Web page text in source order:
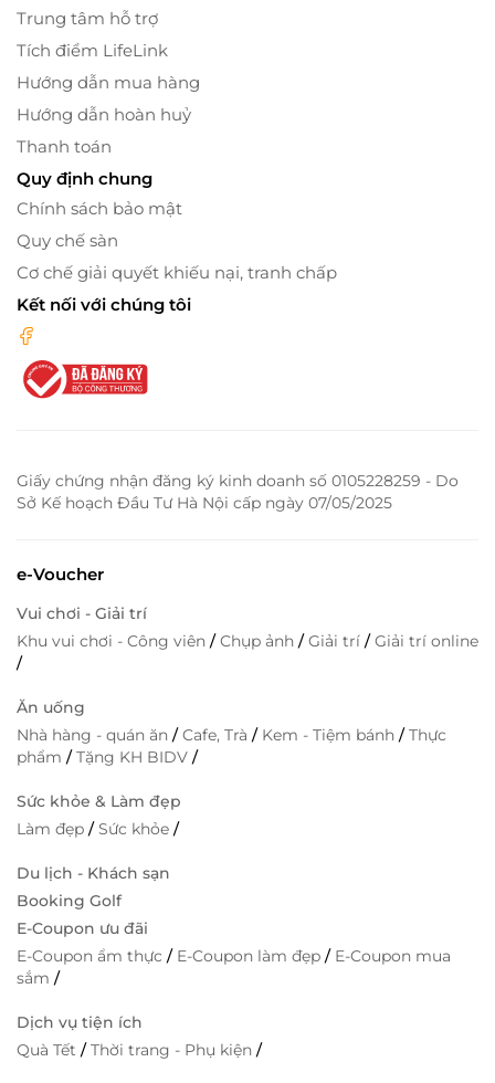
Trung tâm hỗ trợ
Tích điểm LifeLink
Hướng dẫn mua hàng
Hướng dẫn hoàn huỷ
Thanh toán
Quy định chung
Chính sách bảo mật
Quy chế sàn
Cơ chế giải quyết khiếu nại, tranh chấp
Kết nối với chúng tôi
Giấy chứng nhận đăng ký kinh doanh số 0105228259 - Do
Sở Kế hoạch Đầu Tư Hà Nội cấp ngày 07/05/2025
e-Voucher
Vui chơi - Giải trí
Khu vui chơi - Công viên /Chụp ảnh /Giải trí /Giải trí online
/
Ăn uống
Nhà hàng - quán ăn /Cafe, Trà / Kem - Tiệm bánh /Thực
phẩm /Tặng KH BIDV /
Sức khỏe & Làm đẹp
Làm đẹp /Sức khỏe /
Du lịch - Khách sạn
Booking Golf
E-Coupon ưu đãi
E-Coupon ẩm thực / E-Coupon làm đẹp / E-Coupon mua
sắm /
Dịch vụ tiện ích
Quà Tết /Thời trang - Phụ kiện /